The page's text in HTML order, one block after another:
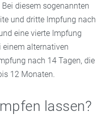
diesem sogenannten
und dritte Impfung nach
eine vierte Impfung
einem alternativen
nach 14 Tagen, die
12 Monaten.
lassen?